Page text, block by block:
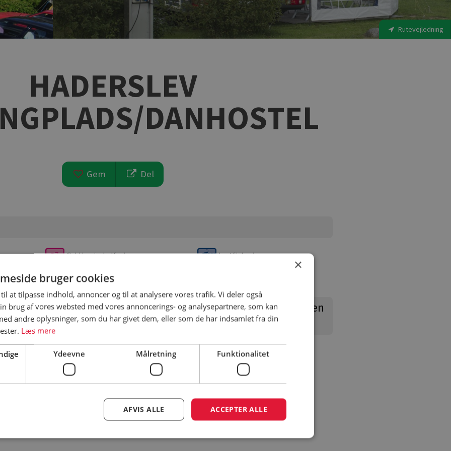
Rutevejledning
HADERSLEV
DANHOSTEL
Gem Del
Cykling/cykelferie Lystfiskeri
Åbningsperiode
Åbningsperiode er vejledende – besøg
campingpladsens hjemmeside for
korrekt åbningsperiode
Find campingpladsen
på
×
bruger cookies
at tilpasse indhold, annoncer og til at analysere vores trafik. Vi deler også
brug af vores websted med vores annoncerings- og analysepartnere, som kan
andre oplysninger, som du har givet dem, eller som de har indsamlet fra din
Læs mere
Ydeevne Målretning Funktionalitet
ACCEPTER ALLE
AFVIS ALLE